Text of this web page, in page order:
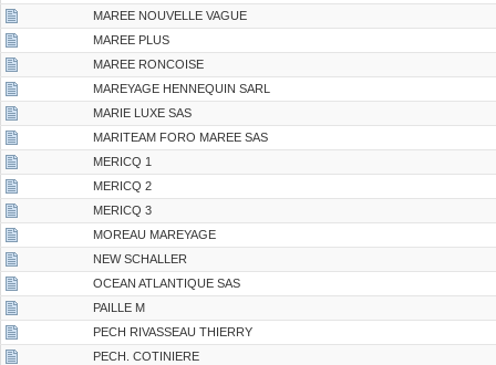
MAREE NOUVELLE VAGUE
MAREE PLUS
MAREE RONCOISE
MAREYAGE HENNEQUIN SARL
MARIE LUXE SAS
MARITEAM FORO MAREE SAS
MERICQ 1
MERICQ 2
MERICQ 3
MOREAU MAREYAGE
NEW SCHALLER
OCEAN ATLANTIQUE SAS
PAILLE M
PECH RIVASSEAU THIERRY
PECH. COTINIERE